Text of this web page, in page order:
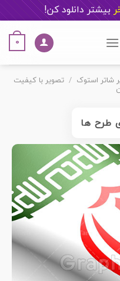
بیشتر دانلود کن!
0
شاتر استوک / تصویر با کیفیت
طرح ها